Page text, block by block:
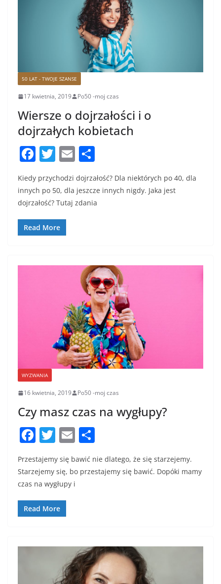
50 LAT - TWOJE SZANSE
17 kwietnia, 2019 Po50 -moj czas
Wiersze o dojrzałości i o
dojrzałych kobietach
F
c
e
b
o
k
T
w
itt
er
E
m
ai
l
h
ar
e
Kiedy przychodzi dojrzałość? Dla niektórych po 40, dla
innych po 50, dla jeszcze innych nigdy. Jaka jest
dojrzałość? Tutaj zdania
Read More
WYZWANIA
16 kwietnia, 2019 Po50 -moj czas
Czy masz czas na wygłupy?
F
a
c
e
b
o
k
T
w
itt
er
E
m
ai
h
ar
Przestajemy się bawić nie dlatego, że się starzejemy.
Starzejemy się, bo przestajemy się bawić. Dopóki mamy
czas na wygłupy i
Read More